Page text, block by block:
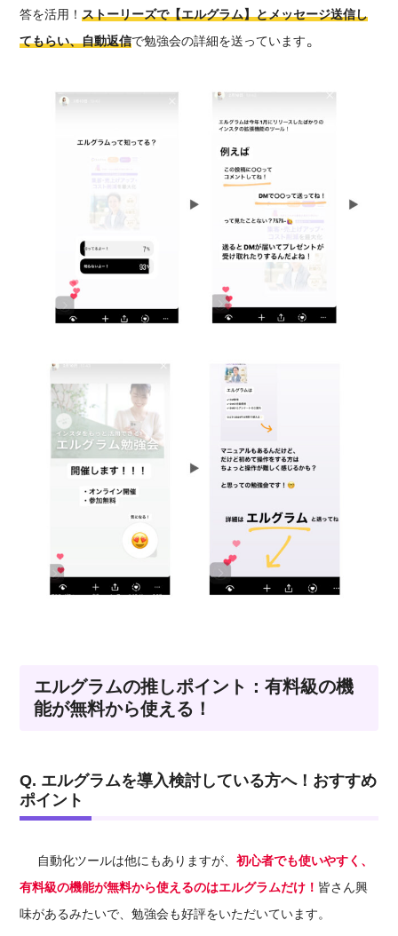
答を活用！ストーリーズで【エルグラム】とメッセージ送信し
てもらい、自動返信で勉強会の詳細を送っています。
エルグラムの推しポイント：有料級の機
能が無料から使える！
Q. エルグラムを導入検討している方へ！おすすめ
ポイント
自動化ツールは他にもありますが、初心者でも使いやすく、
有料級の機能が無料から使えるのはエルグラムだけ！ 皆さん興
味があるみたいで、勉強会も好評をいただいています。